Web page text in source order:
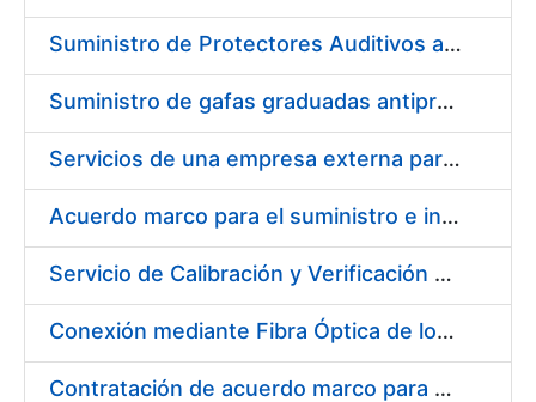
Suministro de Protectores Auditivos a medida para las personas trabajadoras de los Centros de Trabajo de Madrid y Burgos
Suministro de gafas graduadas antiproyecciones para los trabajadores de la FNMT-RCM en los centros de trabajo de Madrid y Burgos
Servicios de una empresa externa para el asesoramiento y resolución de los recursos de alzada que se presentan relacionados con procesos de selección para la FNMT-RCM
Acuerdo marco para el suministro e instalación de persianas, estores y otros complementos
Servicio de Calibración y Verificación Externa de los Equipos de Medición del Servicio de Prevención de la FNMT-RCM
Conexión mediante Fibra Óptica de los Centros de Proceso de Datos (CPDs) de las sedes de la FNMT-RCM de Burgos y Madrid
Contratación de acuerdo marco para el Suministro de Material de Electricidad para la Fábrica Nacional de Moneda y Timbre-Real Casa de la Moneda en su centro de trabajo de Burgos